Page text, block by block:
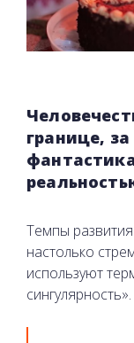
границе,
Темпы
настолько
используют
сингулярность».